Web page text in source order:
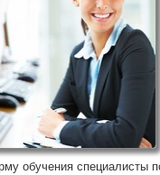
обучения специалисты